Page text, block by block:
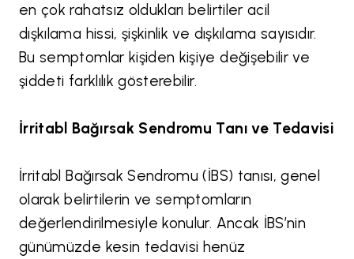
en çok rahatsız oldukları belirtiler acil
dışkılama hissi, şişkinlik ve dışkılama sayısıdır.
Bu semptomlar kişiden kişiye değişebilir ve
şiddeti farklılık gösterebilir.
İrritabl Bağırsak Sendromu Tanı ve Tedavisi
İrritabl Bağırsak Sendromu (İBS) tanısı, genel
olarak belirtilerin ve semptomların
değerlendirilmesiyle konulur. Ancak İBS’nin
günümüzde kesin tedavisi henüz